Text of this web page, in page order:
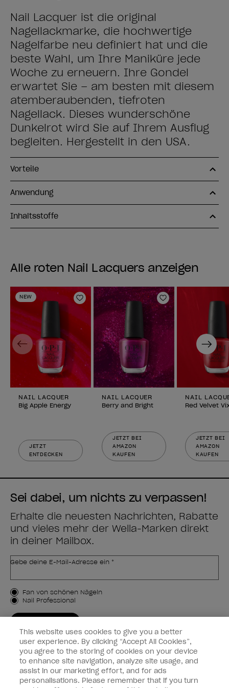
Nail Lacquer ist die original
Nagellackmarke, die hochwertige
Nagelfarbe neu definiert hat und die
beste Wahl, um Ihre Maniküre jede
Woche zu erneuern. Ihre Gondel
erwartet Sie – am besten mit diesem
atemberaubenden, tiefroten
Nagellack. Dieses wunderschöne
Dunkelrot wird Sie auf Ihrem Ausflug
begleiten. Hergestellt in den USA.
Vorteile
Anwendung
Inhaltsstoffe
Alle roten Nail Lacquers anzeigen
NEW
Zur Wunschliste hinzufügen
NAIL LACQUER
Big Apple Energy
JETZT
ENTDECKEN
Zur
NAIL LACQUER
Berry and Bright
JETZT BEI
AMAZON
KAUFEN
NAIL
Red Velvet
JETZT BEI
AMAZON
KAUFEN
Previous Next
Sei dabei, um nichts zu verpassen!
Erhalte die neuesten Nachrichten, Rabatte
und vieles mehr der Wella-Marken direkt
in deiner Mailbox.
Gebe deine E-Mail-Adresse ein *
Kundenart
Fan von schönen Nägeln
Nail Professional
Kundeninformationen
Vernetzen
This website uses cookies to give you a better
user experience. By clicking “Accept All Cookies”,
you agree to the storing of cookies on your device
to enhance site navigation, analyze site usage, and
assist in our marketing effort, and for ads
personalisations. Please remember that if you turn